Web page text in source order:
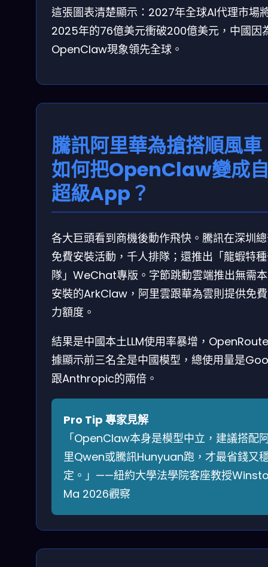
這張圖表清楚顯示：2027年全球AI代理市場
2025年的76億美元衝破200億美元，中國因
OpenClaw現象領先全球。
騰訊阿里華為搶搭順風車
如何把OpenClaw變成
超級App？
各大巨頭看到商機後動作飛快。騰訊在深圳
免費安裝活動，千人排隊；還推出「龍蝦特
隊」WeChat專版。字節跳動雲端推出無需
安裝的ArkClaw，阿里雲跟華為雲則提供免
力額度。
結果是中國本土LLM使用率暴增，
據顯示前三名全是中國模型，總使用量是
跟Anthropic的兩倍。
Pro Tip 專家見解
「OpenClaw本身是模型中立，建議搭配
里Qwen或騰訊Hunyuan跑，才最省錢又
定。」——紐約大學法學院客座教授
Ma 2026觀察